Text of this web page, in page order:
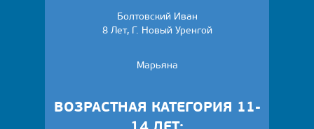
Болтовский Иван
8 Лет, Г. Новый Уренгой
Марьяна
ВОЗРАСТНАЯ КАТЕГОРИЯ 11-